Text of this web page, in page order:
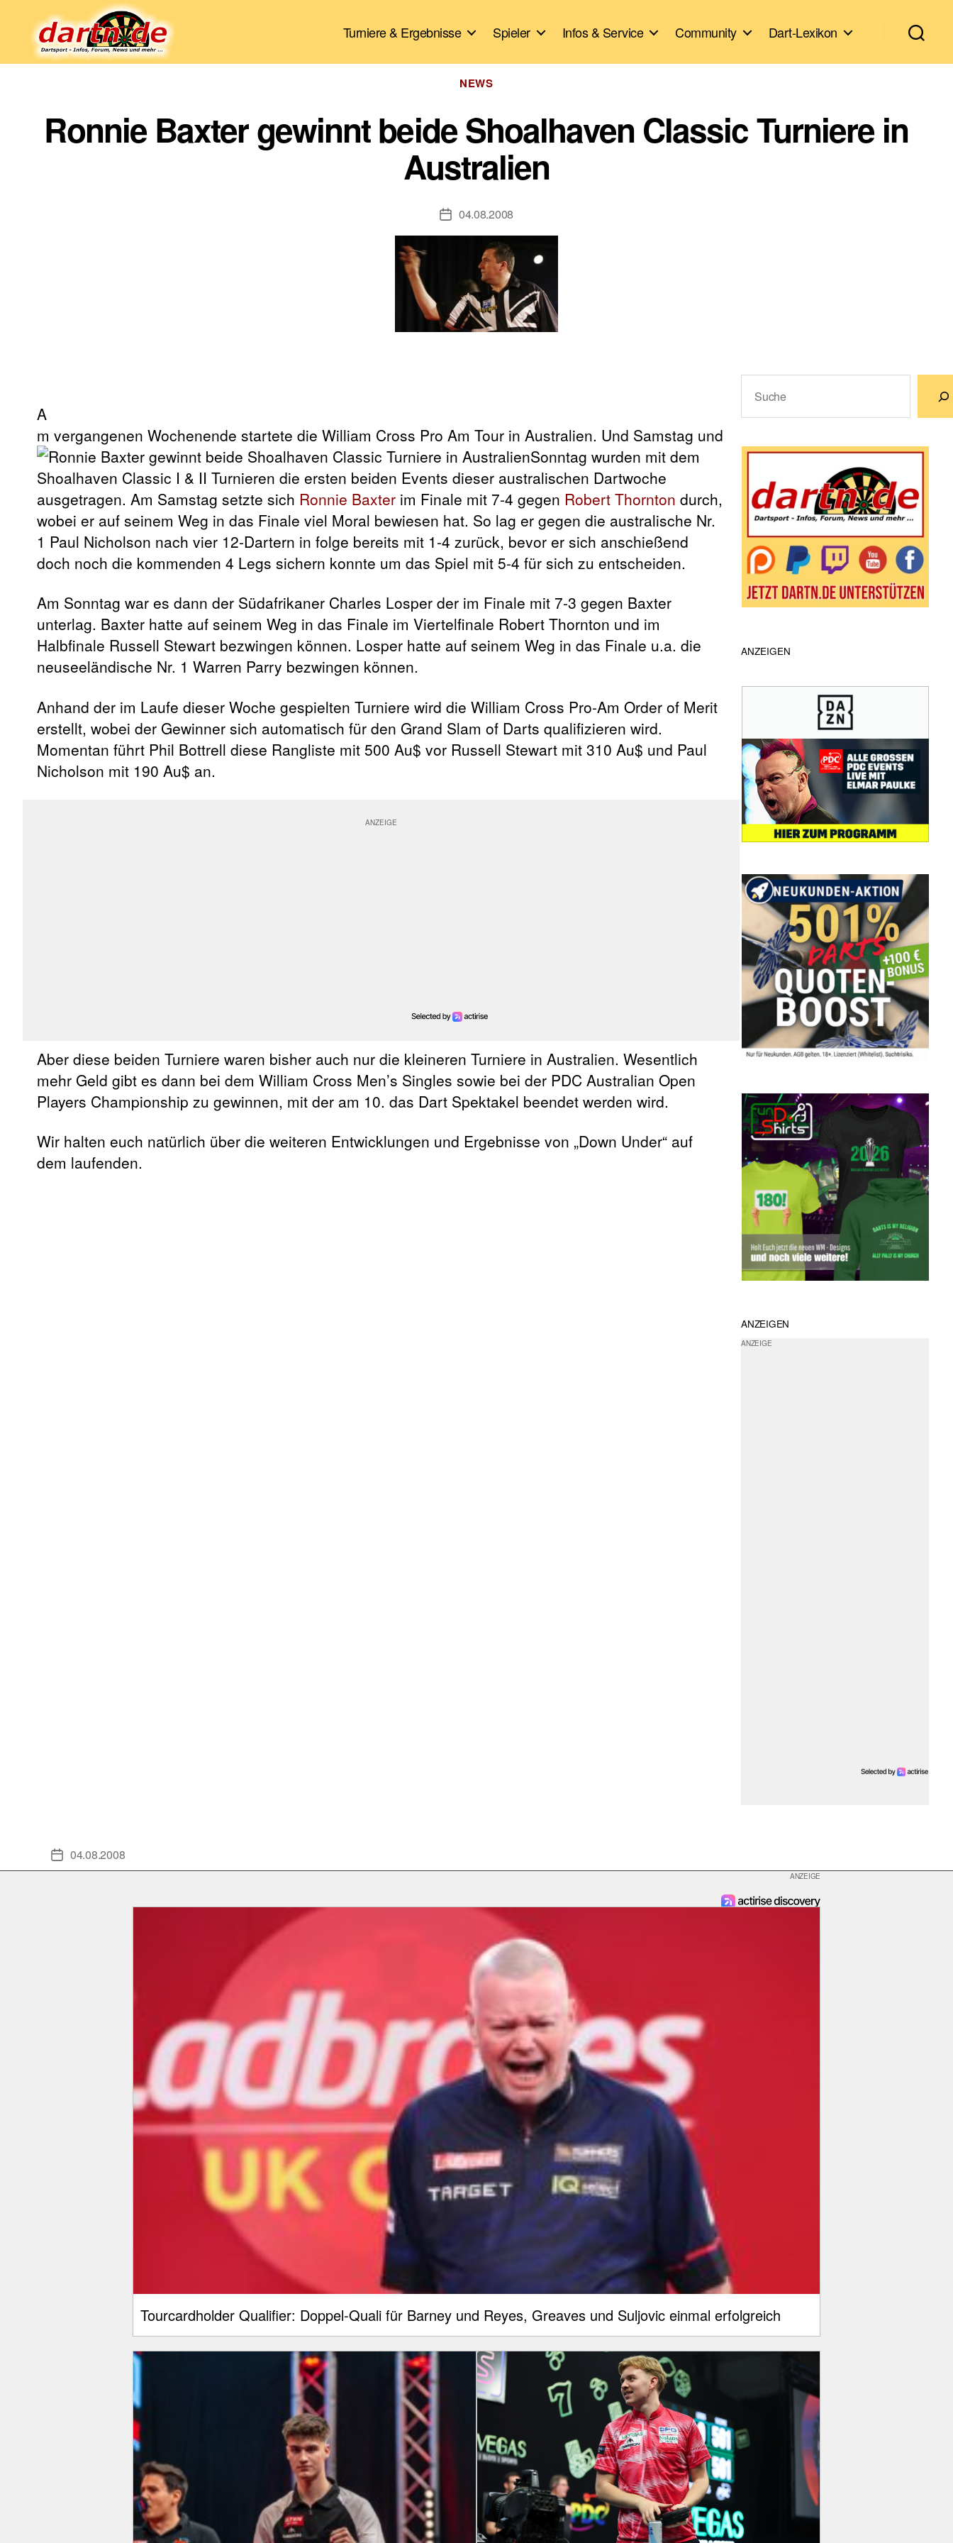
Turniere & Ergebnisse Spieler Infos & Service Community Dart-Lexikon
Kategorien
NEWS
Ronnie Baxter gewinnt beide Shoalhaven Classic Turniere in
Australien
Veröffentlichungsdatum
04.08.2008
A
m vergangenen Wochenende startete die William Cross Pro Am Tour in Australien. Und Samstag und
Sonntag wurden mit dem
Shoalhaven Classic I & II Turnieren die ersten beiden Events dieser australischen Dartwoche
ausgetragen. Am Samstag setzte sich Ronnie Baxter im Finale mit 7-4 gegen Robert Thornton durch,
wobei er auf seinem Weg in das Finale viel Moral bewiesen hat. So lag er gegen die australische Nr.
1 Paul Nicholson nach vier 12-Dartern in folge bereits mit 1-4 zurück, bevor er sich anschießend
doch noch die kommenden 4 Legs sichern konnte um das Spiel mit 5-4 für sich zu entscheiden.
Am Sonntag war es dann der Südafrikaner Charles Losper der im Finale mit 7-3 gegen Baxter
unterlag. Baxter hatte auf seinem Weg in das Finale im Viertelfinale Robert Thornton und im
Halbfinale Russell Stewart bezwingen können. Losper hatte auf seinem Weg in das Finale u.a. die
neuseeländische Nr. 1 Warren Parry bezwingen können.
Anhand der im Laufe dieser Woche gespielten Turniere wird die William Cross Pro-Am Order of Merit
erstellt, wobei der Gewinner sich automatisch für den Grand Slam of Darts qualifizieren wird.
Momentan führt Phil Bottrell diese Rangliste mit 500 Au$ vor Russell Stewart mit 310 Au$ und Paul
Nicholson mit 190 Au$ an.
Aber diese beiden Turniere waren bisher auch nur die kleineren Turniere in Australien. Wesentlich
mehr Geld gibt es dann bei dem William Cross Men’s Singles sowie bei der PDC Australian Open
Players Championship zu gewinnen, mit der am 10. das Dart Spektakel beendet werden wird.
Wir halten euch natürlich über die weiteren Entwicklungen und Ergebnisse von „Down Under“ auf
dem laufenden.
ANZEIGEN
ANZEIGEN
Veröffentlichungsdatum
04.08.2008
Tourcardholder Qualifier: Doppel-Quali für Barney und Reyes, Greaves und Suljovic einmal erfolgreich